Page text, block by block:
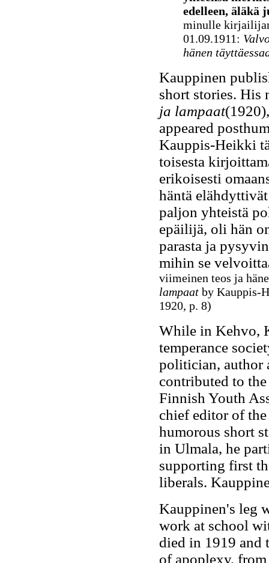
edelleen, äläkä
minulle
01.09.1911:
hänen
Kauppinen
short stories.
ja lampaat
appeared
Kauppis-Heikki
toisesta
erikoisesti
häntä
paljon yhteistä
epäilijä, oli hän
parasta ja
mihin se
viimeinen teos ja
lampaatby Kauppis-
1920, p. 8)
While in Kehvo,
temperance
politician, author
contributed to
Finnish Youth
chief editor of
humorous short
in Ulmala, he
supporting first
liberals.
Kauppinen's leg
work at school
died in 1919 and
of apoplexy,